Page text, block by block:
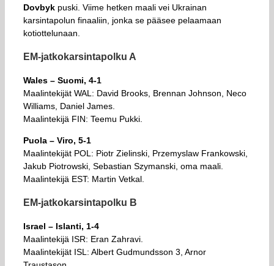
Dovbyk puski. Viime hetken maali vei Ukrainan
karsintapolun finaaliin, jonka se pääsee pelaamaan
kotiottelunaan.
EM-jatkokarsintapolku A
Wales – Suomi, 4-1
Maalintekijät WAL: David Brooks, Brennan Johnson, Neco
Williams, Daniel James.
Maalintekijä FIN: Teemu Pukki.
Puola – Viro, 5-1
Maalintekijät POL: Piotr Zielinski, Przemyslaw Frankowski,
Jakub Piotrowski, Sebastian Szymanski, oma maali.
Maalintekijä EST: Martin Vetkal.
EM-jatkokarsintapolku B
Israel – Islanti, 1-4
Maalintekijä ISR: Eran Zahravi.
Maalintekijät ISL: Albert Gudmundsson 3, Arnor